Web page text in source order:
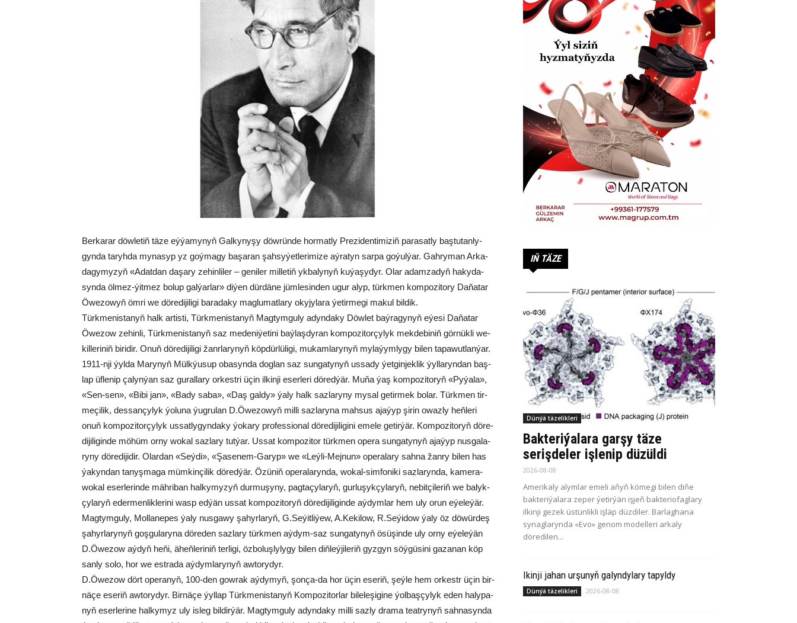
Ber­ka­rar döw­le­tiň tä­ze eý­ýa­my­nyň Gal­ky­ny­şy döw­rün­de hor­mat­ly Pre­zi­den­ti­mi­ziň pa­ra­sat­ly baş­tu­tan­ly­
gyn­da ta­ryh­da my­na­syp yz goý­ma­gy ba­şa­ran şah­sy­ýet­le­ri­mi­ze aý­ra­tyn sar­pa go­ýul­ýar. Gah­ry­man Ar­ka­
da­gy­my­zyň «Adat­dan da­şa­ry ze­hin­li­ler – ge­ni­ler mil­le­tiň yk­ba­ly­nyň ku­ýa­şy­dyr. Olar adam­za­dyň ha­ky­da­
syn­da öl­mez-ýit­mez bo­lup gal­ýar­lar» di­ýen dür­dä­ne jüm­le­sin­den ugur alyp, türk­men kom­po­zi­to­ry Da­ňa­tar
Öwe­zo­wyň öm­ri we dö­re­di­ji­li­gi ba­ra­da­ky mag­lu­mat­la­ry oky­jy­la­ra ýe­tir­me­gi ma­kul bil­dik.
Türk­me­nis­ta­nyň halk ar­tis­ti, Türk­me­nis­ta­nyň Mag­tym­gu­ly adyn­da­ky Döw­let baý­ra­gy­nyň eýe­si Da­ňa­tar
Öwe­zow ze­hin­li, Türk­me­nis­ta­nyň saz me­de­ni­ýe­ti­ni baý­laş­dy­ran kom­po­zi­tor­çy­lyk mek­de­bi­niň görnükli we­
kil­le­ri­niň bi­ri­dir. Onuň dö­re­di­ji­li­gi žanr­la­ry­nyň köp­dür­lü­li­gi, mu­kam­la­ry­nyň my­la­ýym­ly­gy bi­len ta­pa­wut­lan­ýar.
1911-nji ýyl­da Ma­ry­nyň Mülk­ýu­sup oba­syn­da dog­lan saz sun­ga­ty­nyň us­sa­dy ýet­gin­jek­lik ýyl­la­ryn­dan baş­
lap üf­le­nip ça­lyn­ýan saz gu­ral­la­ry or­kest­ri üçin il­kin­ji eser­le­ri dö­red­ýär. Mu­ňa ýaş kom­po­zi­to­ryň «Py­ýa­la»,
«Sen-sen», «Bi­bi jan», «Ba­dy sa­ba», «Daş gal­dy» ýa­ly halk saz­la­ry­ny my­sal ge­tir­mek bo­lar. Türk­men tir­
me­çi­lik, des­san­çy­lyk ýo­lu­na ýug­ru­lan D.Öwe­zo­wyň mil­li saz­la­ry­na mah­sus aja­ýyp şi­rin owaz­ly heň­le­ri
onuň kom­po­zi­tor­çy­lyk us­sat­ly­gyn­da­ky ýo­ka­ry pro­fes­sio­nal dö­re­di­ji­li­gi­ni eme­le ge­tir­ýär. Kom­po­zi­to­ryň dö­re­
di­ji­li­gin­de mö­hüm or­ny wo­kal saz­la­ry tut­ýar. Us­sat kom­po­zi­tor türk­men ope­ra sun­ga­ty­nyň aja­ýyp nus­ga­la­
ry­ny dö­re­di­ji­dir. Olar­dan «Seý­di», «Şa­se­nem-Ga­ryp» we «Leý­li-Mej­nun» ope­ra­la­ry sah­na žan­ry bi­len has
ýa­kyn­dan ta­nyş­ma­ga müm­kin­çi­lik dö­red­ýär. Özü­niň ope­ra­la­ryn­da, wo­kal-sim­fo­ni­ki saz­la­ryn­da, ka­me­ra-
wo­kal eser­le­rin­de mäh­ri­ban hal­ky­my­zyň dur­mu­şy­ny, pag­ta­çy­la­ryň, gur­lu­şyk­çy­la­ryň, ne­bit­çi­le­riň we ba­lyk­
çy­la­ryň eder­men­lik­le­ri­ni wasp ed­ýän us­sat kom­po­zi­to­ryň dö­re­di­ji­li­gin­de aý­dym­lar hem uly orun eýe­le­ýär.
Mag­tym­gu­ly, Mol­la­ne­pes ýa­ly nus­ga­wy şa­hyr­la­ryň, G.Se­ýit­li­ýew, A.Ke­ki­low, R.Se­ýi­dow ýa­ly öz dö­wür­deş
şa­hyr­la­ry­nyň goş­gu­la­ry­na dö­re­den saz­la­ry türk­men aý­dym-saz sun­ga­ty­nyň ösü­şin­de uly or­ny eýe­le­ýän
D.Öwe­zow aý­dyň he­ňi, äheň­le­ri­niň ter­li­gi, öz­bo­luş­ly­ly­gy bi­len diň­leý­ji­le­riň gyz­gyn söý­gü­si­ni ga­za­nan köp
san­ly so­lo, hor we est­ra­da aý­dym­la­ry­nyň aw­to­ry­dyr.
D.Öwe­zow dört ope­ra­nyň, 100-den gow­rak aý­dy­myň, şon­ça-da hor üçin ese­riň, şeý­le hem or­kestr üçin bir­
nä­çe ese­riň aw­to­ry­dyr. Bir­nä­çe ýyl­lap Türk­me­nis­ta­nyň Kom­po­zi­tor­lar bi­le­le­şi­gi­ne ýol­baş­çy­lyk eden ha­ly­pa­
nyň eser­le­ri­ne hal­ky­myz uly is­leg bil­dir­ýär. Mag­tym­gu­ly adyn­da­ky mil­li saz­ly dra­ma te­at­ry­nyň sah­na­syn­da
IŇ TÄZE
Dünýä täzelikleri
Bakteriýalara garşy täze
serişdeler işlenip düzüldi
2026-08-08
Amerikaly alymlar emeli aňyň kömegi bilen diňe
bakteriýalara zeper ýetirýän işjeň bakteriofaglary
ilkinji gezek üstünlikli işläp düzdiler. Barlaghana
synaglarynda «Evo» genom modelleri arkaly
döredilen...
Ikinji jahan urşunyň galyndylary tapyldy
Dünýä täzelikleri 2026-08-08